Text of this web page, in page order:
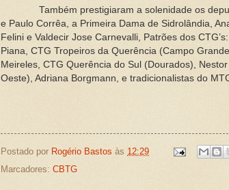
Também prestigiaram a solenidade os
e Paulo Corrêa, a Primeira Dama de Sidrolândia,
Felini e Valdecir Jose Carnevalli, Patrões dos
Piana, CTG Tropeiros da Querência (Campo
Meireles, CTG Querência do Sul (Dourados),
Oeste), Adriana Borgmann, e tradicionalistas do
Postado por Rogério Bastos às 12:29
Marcadores: CBTG